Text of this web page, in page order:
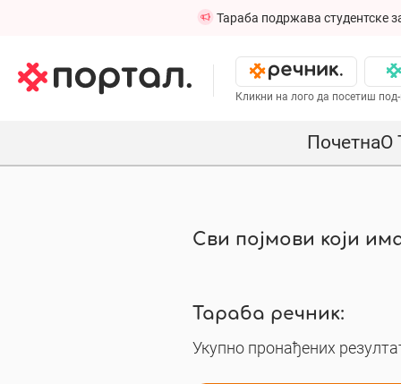
Тараба подржава студентске
Кликни на лого да посетиш
ПочетнаО
Сви појмови који
Тараба речник:
Укупно пронађених